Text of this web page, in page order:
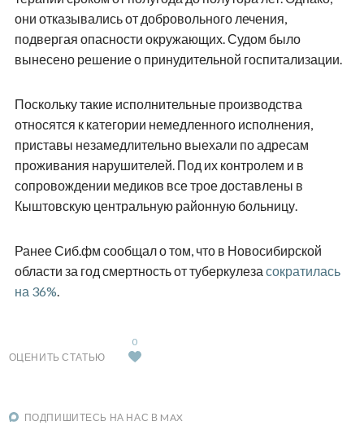
они отказывались от добровольного лечения,
подвергая опасности окружающих. Судом было
вынесено решение о принудительной госпитализации.
Поскольку такие исполнительные производства
относятся к категории немедленного исполнения,
приставы незамедлительно выехали по адресам
проживания нарушителей. Под их контролем и в
сопровождении медиков все трое доставлены в
Кыштовскую центральную районную больницу.
Ранее Сиб.фм сообщал о том, что в Новосибирской
области за год смертность от туберкулеза сократилась
на 36%
ОЦЕНИТЬ СТАТЬЮ
0
ПОДПИШИТЕСЬ НА НАС В MAX